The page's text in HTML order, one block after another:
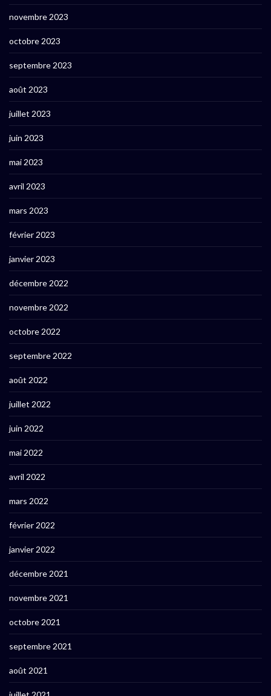
novembre 2023
octobre 2023
septembre 2023
août 2023
juillet 2023
juin 2023
mai 2023
avril 2023
mars 2023
février 2023
janvier 2023
décembre 2022
novembre 2022
octobre 2022
septembre 2022
août 2022
juillet 2022
juin 2022
mai 2022
avril 2022
mars 2022
février 2022
janvier 2022
décembre 2021
novembre 2021
octobre 2021
septembre 2021
août 2021